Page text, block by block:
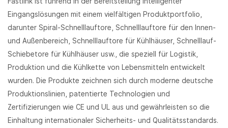
Eingangslösungen mit einem vielfältigen Produktportfolio,
darunter Spiral-Schnelllauftore, Schnelllauftore für den Innen-
und Außenbereich, Schnelllauftore für Kühlhäuser, Schnelllauf-
Schiebetore für Kühlhäuser usw., die speziell für Logistik,
Produktion und die Kühlkette von Lebensmitteln entwickelt
wurden. Die Produkte zeichnen sich durch moderne deutsche
Produktionslinien, patentierte Technologien und
Zertifizierungen wie CE und UL aus und gewährleisten so die
Einhaltung internationaler Sicherheits- und Qualitätsstandards.